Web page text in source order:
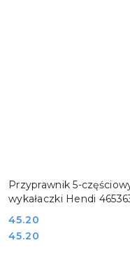
Przyprawnik 5-
wykałaczki Hendi
Cena:
45.20
Cena:
45.20